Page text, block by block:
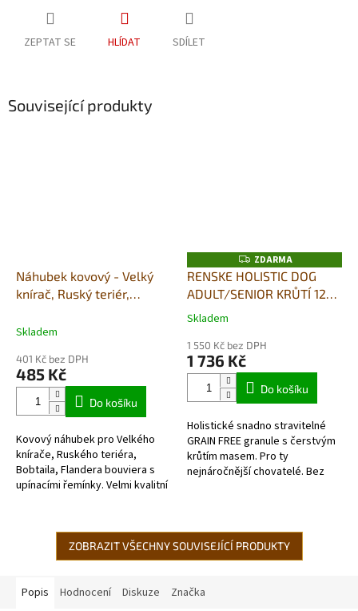
ZEPTAT SE HLÍDAT SDÍLET
Související produkty
Náhubek kovový - Velký
knírač, Ruský teriér,
pes
Skladem
401 Kč bez DPH
485 Kč
Do košíku
Kovový náhubek pro Velkého
knírače, Ruského teriéra,
Bobtaila, Flandera bouviera s
upínacími řemínky. Velmi kvalitní
Z
D
A
R
ZDARMA
RENSKE HOLISTIC DOG
ADULT/SENIOR KRŮTÍ 12kg
+ DUŠENÉ MASO V PÁŘE
Průměrné
produktu
je
hvězdiček.
Skladem
1 550 Kč bez DPH
1 736 Kč
Do košíku
Holistické snadno stravitelné
GRAIN FREE granule s čerstvým
krůtím masem. Pro ty
nejnáročnější chovatelé. Bez
ZOBRAZIT VŠECHNY SOUVISEJÍCÍ PRODUKTY
Popis Hodnocení Diskuze Značka